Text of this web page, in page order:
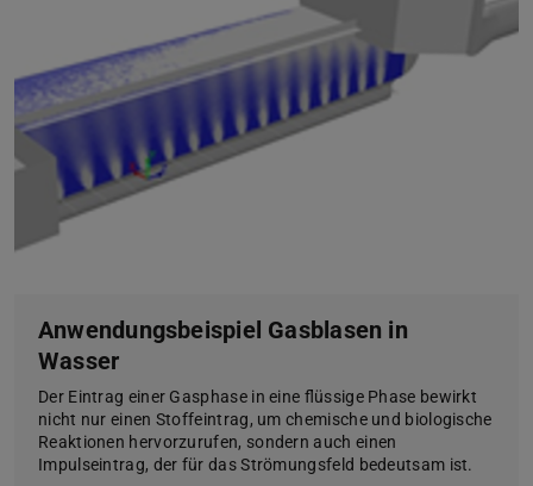
Anwendungsbeispiel Gasblasen in
Wasser
Der Eintrag einer Gasphase in eine flüssige Phase bewirkt
nicht nur einen Stoffeintrag, um chemische und biologische
Reaktionen hervorzurufen, sondern auch einen
Impulseintrag, der für das Strömungsfeld bedeutsam ist.